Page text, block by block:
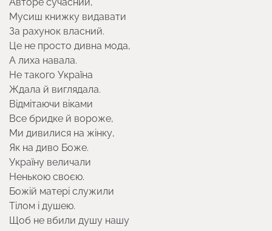
Мусиш книжку видавати
За рахунок власний.
Це не просто дивна мода,
А лиха навала.
Не такого Україна
Ждала й виглядала.
Вiдмітаючи вiками
Все бридке й вороже,
Ми дивилися на жінку,
Як на диво Боже.
Україну величали
Ненькою своєю.
Божiй матерi служили
Тілом і душею.
Щоб не вбили душу нашу